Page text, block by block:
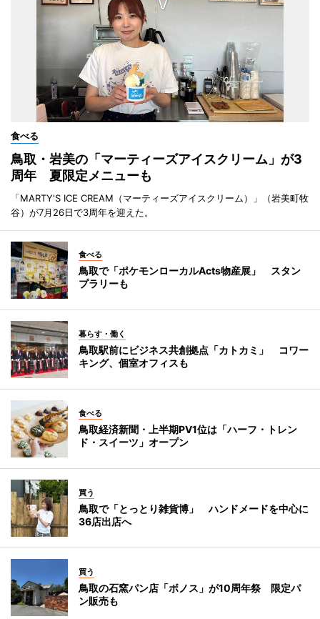
食べる
鳥取・岩美の「マーティーズアイスクリーム」が3
周年 夏限定メニューも
「MARTY'S ICE CREAM（マーティーズアイスクリーム）」（岩美町牧
谷）が7月26日で3周年を迎えた。
食べる
鳥取で「ポケモンローカルActs物産展」 スタン
プラリーも
暮らす・働く
鳥取駅前にビジネス共創拠点「カトカミ」 コワー
キング、個室オフィスも
食べる
鳥取経済新聞・上半期PV1位は「ハーフ・トレン
ド・スイーツ」オープン
買う
鳥取で「とっとり雑貨博」 ハンドメードを中心に
36店出店へ
買う
鳥取の石窯パン店「ボノス」が10周年祭 限定パ
ン販売も